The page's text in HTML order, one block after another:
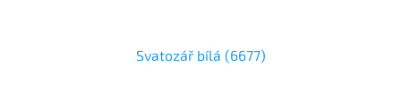
Svatozář bílá (6677)